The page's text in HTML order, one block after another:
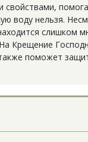
воду нельзя.
слишком
Крещение
поможет